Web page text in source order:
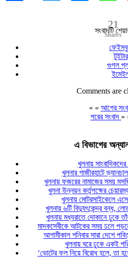
21
Shares
সংবাদটি
টুইটার
গুগল
Comments are
« « আগের
পরের সংবাদ »
এ বিভাগের
খুলনায়
খুলনার গাজীরহাটে
খুলনায় ফজরের নামাজের সময়
খুলনা উন্নয়ন কর্তৃপক্ষের
খুলনায় মোটরসাইকেলে
খুলনায় ৬টি বিদ্যুৎকেন্দ্র বন্ধ,
খুলনায় মধ্যরাতে দোকানে ঢুকে
মাদকসেবীকে আটকের সময় ঢলে
আগামীকাল শনিবার সারা দেশে
খুলনায় ঘরে ঢুকে একই
‘ভোটের ফল নিয়ে বিরোধ হলে, তা